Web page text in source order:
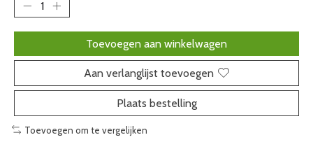
Toevoegen aan winkelwagen
Aan verlanglijst toevoegen
Plaats bestelling
Toevoegen om te vergelijken